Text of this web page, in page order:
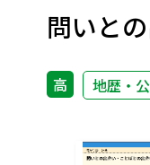
問いと
高 地歴・